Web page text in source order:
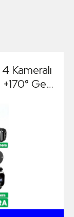
Kameralı
Geniş
HEDİYELİ)